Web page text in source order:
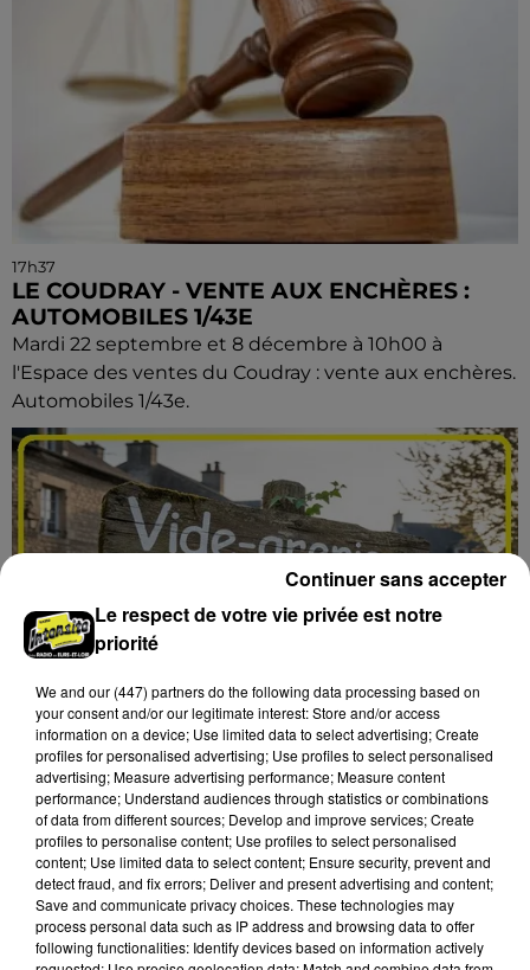
17h37
LE COUDRAY - VENTE AUX ENCHÈRES :
AUTOMOBILES 1/43E
Mardi 22 septembre et 8 décembre à 10h00 à
l'Espace des ventes du Coudray : vente aux enchères.
Automobiles 1/43e.
17h16
LES ROCHES-L'ÉVÊQUE (41) - VIDE-
GRENIERS DE LA BERNACHE
Dimanche 27 septembre, Les Roches-l'Évêque (Loir-
et-Cher), ancien terrain de camping : Vide-greniers de
la Bernache.
Le respect de votre vie privée est notre
priorité
We and our (447) partnersdo the following data processing based on
your consent and/or our legitimate interest: Store and/or access
information on a device; Use limited data to select advertising; Create
profiles for personalised advertising; Use profiles to select personalised
advertising; Measure advertising performance; Measure content
performance; Understand audiences through statistics or combinations
of data from different sources; Develop and improve services; Create
profiles to personalise content; Use profiles to select personalised
content; Use limited data to select content; Ensure security, prevent and
detect fraud, and fix errors; Deliver and present advertising and content;
Save and communicate privacy choices. These technologies may
process personal data such as IP address and browsing data to offer
following functionalities: Identify devices based on information actively
Continuer sans accepter